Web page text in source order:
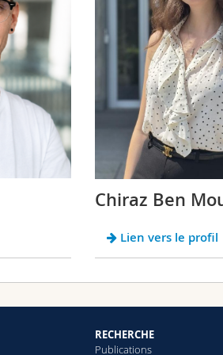
Chiraz Ben
Lien vers le profil
RECHERCHE
Publications